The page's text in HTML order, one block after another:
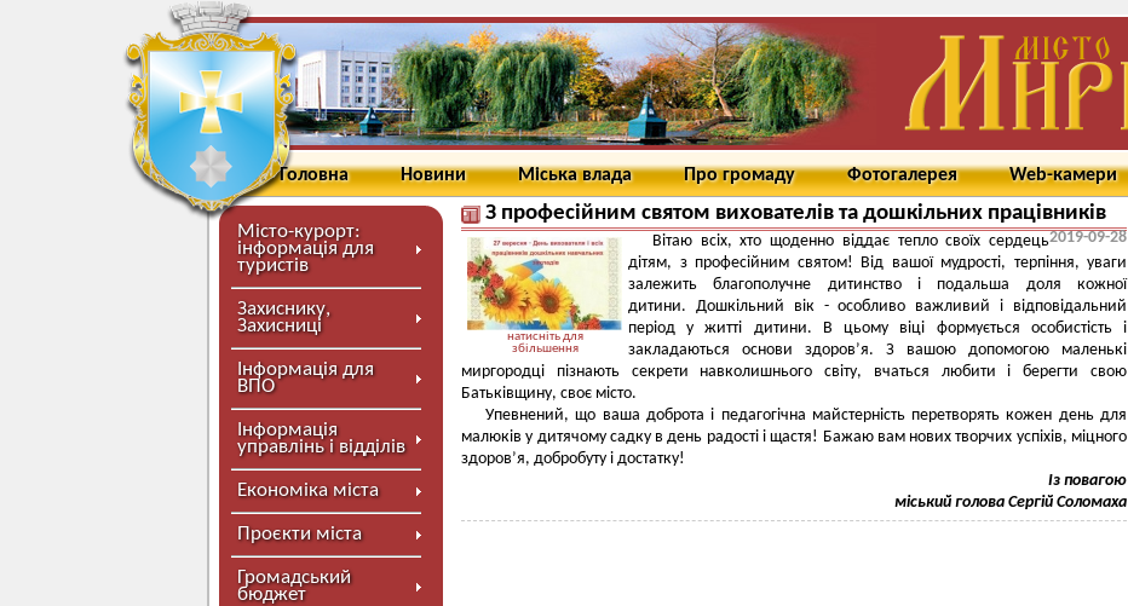
Головна Новини Міська влада Про громаду Фотогалерея Web-камери
Місто-курорт:
інформація для
туристів
Захиснику,
Захисниці
Інформація для
ВПО
Інформація
управлінь і відділів
Економіка міста
Проєкти міста
Громадський
бюджет
З професійним святом вихователів та дошкільних працівників
2019-09-28
натисніть для
збільшення
Вітаю всіх, хто щоденно віддає тепло своїх сердець
дітям, з професійним святом! Від вашої мудрості, терпіння, уваги
залежить благополучне дитинство і подальша доля кожної
дитини. Дошкільний вік - особливо важливий і відповідальний
період у житті дитини. В цьому віці формується особистість і
закладаються основи здоров’я. З вашою допомогою маленькі
миргородці пізнають секрети навколишнього світу, вчаться любити і берегти свою
Батьківщину, своє місто.
Упевнений, що ваша доброта і педагогічна майстерність перетворять кожен день для
малюків у дитячому садку в день радості і щастя! Бажаю вам нових творчих успіхів, міцного
здоров’я, добробуту і достатку!
Із повагою
міський голова Сергій Соломаха